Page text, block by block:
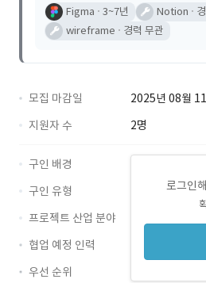
Figma 3~7년 Notion
wireframe
경력 무관
모집 마감일
2025년 08월
지원자 수
2명
로그인
구인 배경
구인 유형
프로젝트 산업 분야
협업 예정 인력
우선 순위